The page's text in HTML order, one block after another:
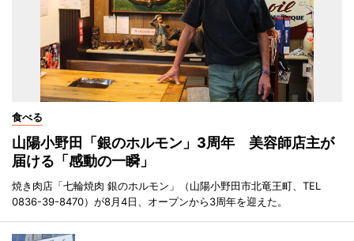
食べる
山陽小野田「銀のホルモン」3周年 美容師店主が
届ける「感動の一瞬」
焼き肉店「七輪焼肉 銀のホルモン」（山陽小野田市北竜王町、TEL
0836-39-8470）が8月4日、オープンから3周年を迎えた。